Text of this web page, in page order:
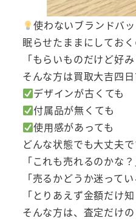
使わないブランドバ
眠らせたままにしてお
「もらいものだけど好
そんな方は買取大吉四
デザインが古くても
付属品が無くても
使用感があっても
どんな状態でも大丈夫
「これも売れるのかな
「売るかどうか迷ってい
「とりあえず金額だけ知
そんな方は、査定だけ